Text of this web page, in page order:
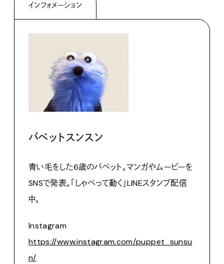
インフォメーション
パペットスンスン
青い毛をした6歳のパペット。マンガやムービーを
SNSで発表。「しゃべって動く」LINEスタンプ配信
中。
Instagram
https://www.instagram.com/puppet_sunsu
n/